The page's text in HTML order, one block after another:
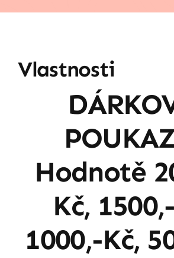
Vlastnosti
Hodnotě
Kč,
1000,-Kč,